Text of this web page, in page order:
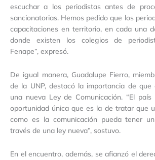
escuchar a los periodistas antes de
sancionatorias. Hemos pedido que los
capacitaciones en territorio, en cada una
donde existen los colegios de
Fenape”, expresó.
De igual manera, Guadalupe Fierro,
de la UNP, destacó la importancia de
una nueva Ley de Comunicación. “El
oportunidad única que es la de tratar que
como es la comunicación pueda tener
través de una ley nueva”, sostuvo.
En el encuentro, además, se afianzó el